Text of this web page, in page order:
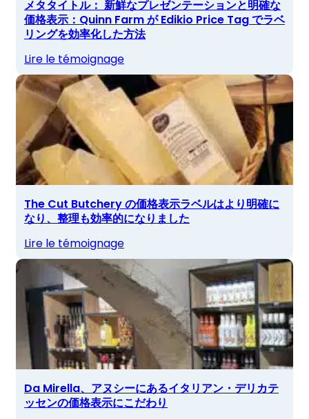
メタタイトル： 新鮮なプレゼンテーションと明確な
価格表示：Quinn Farm が Edikio Price Tag でラベ
リングを効率化した方法
Lire le témoignage
The Cut Butchery の価格表示ラベルはより明確に
なり、整理も効率的になりました
Lire le témoignage
Da Mirella、アヌシーにあるイタリアン・デリカテ
ッセンの価格表示にこだわり